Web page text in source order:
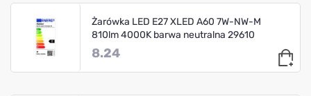
Żarówka LED E27 XLED A60 7W-NW-M
810lm 4000K barwa neutralna 29610
8.24